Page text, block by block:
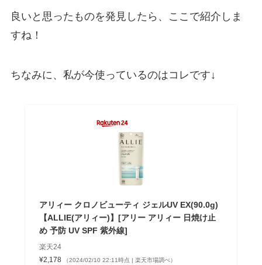
良いと思ったものを発見したら、ここで紹介しま
すね！
ちなみに、私が今使っているのはコレです↓
アリィー クロノビューティ ジェルUV EX(90.0g)
【ALLIE(アリィー)】[アリー アリィー 日焼け止
め 予防 UV SPF 紫外線]
楽天24
¥2,178
（2024/02/10 22:11時点 | 楽天市場調べ）